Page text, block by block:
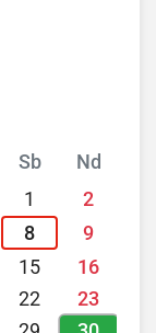
Sb
Nd
1
2
8
9
15
16
22
23